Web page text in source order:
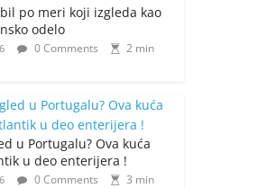
po meri koji izgleda kao
odelo
0 Comments
2 min
u Portugalu? Ova kuća
u deo enterijera !
0 Comments
3 min